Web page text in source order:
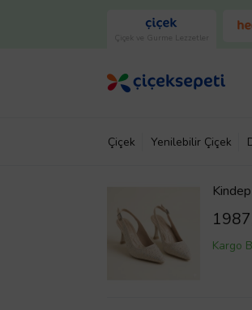
Çiçek ve Gurme Lezzetler
Çiçek Yenilebilir Çiçek
KREM
Kargo